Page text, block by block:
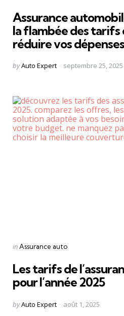
Assurance
la flambée des tarifs
réduire vos dépenses
Posted
byAuto Expert septembre 25, 2025
Categories
Posted
inAssurance auto
Les tarifs de
pour l’année 2025
Posted
byAuto Expert août 1, 2025